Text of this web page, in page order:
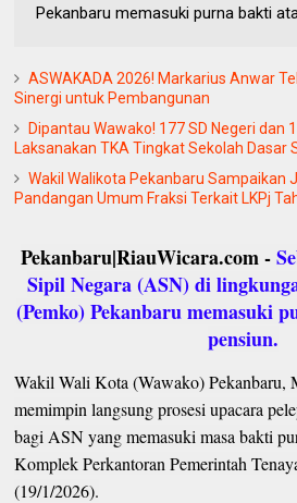
Pekanbaru memasuki purna bakti
ASWAKADA 2026! Markarius Anwar
Sinergi untuk Pembangunan
Dipantau Wawako! 177 SD Negeri dan
Laksanakan TKA Tingkat Sekolah Dasar
Wakil Walikota Pekanbaru Sampaikan
Pandangan Umum Fraksi Terkait LKPj
Pekanbaru|RiauWicara.com -
Sipil Negara (ASN) di
(Pemko) Pekanbaru memasuki
pensiun.
Wakil Wali Kota (Wawako) Pekanbaru,
memimpin langsung prosesi upacara
bagi ASN yang memasuki masa bakti
Komplek Perkantoran Pemerintah
(19/1/2026).